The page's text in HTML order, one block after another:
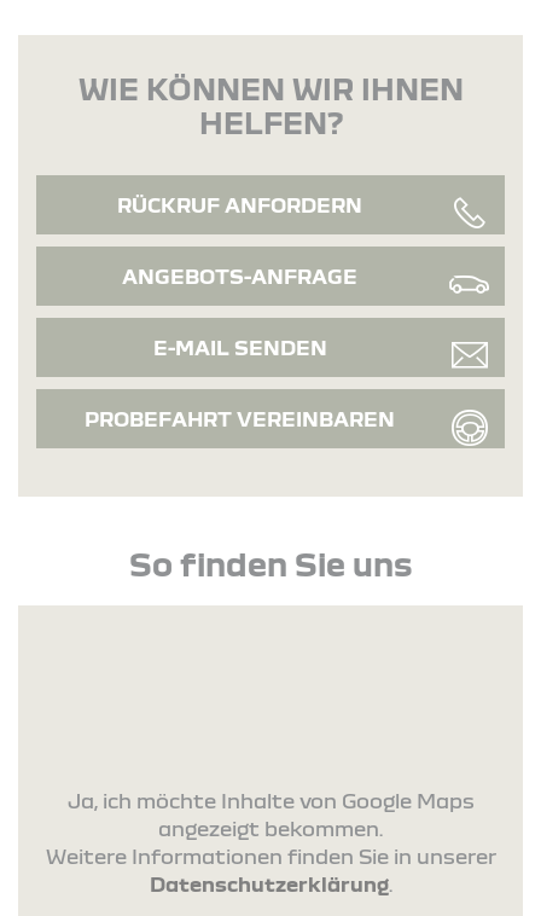
WIE KÖNNEN WIR IHNEN
HELFEN?
RÜCKRUF ANFORDERN
ANGEBOTS-ANFRAGE
E-MAIL SENDEN
PROBEFAHRT VEREINBAREN
So finden Sie uns
Ja, ich möchte Inhalte von Google Maps
angezeigt bekommen.
Weitere Informationen finden Sie in unserer
Datenschutzerklärung.